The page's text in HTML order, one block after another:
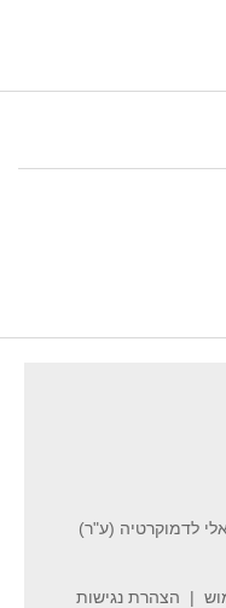
לדמוקרטיה (ע"ר)
הצהרת נגישות